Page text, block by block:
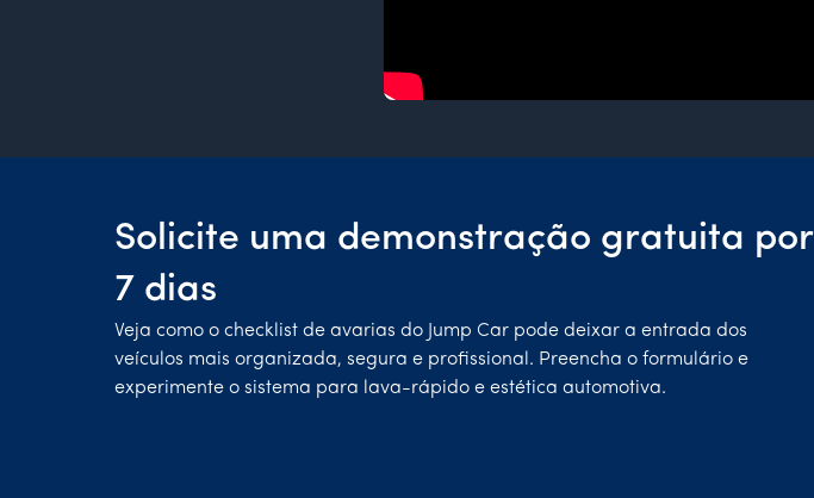
Solicite uma demonstração gratuita por
7 dias
Veja como o checklist de avarias do Jump Car pode deixar a entrada dos
veículos mais organizada, segura e profissional. Preencha o formulário e
experimente o sistema para lava-rápido e estética automotiva.